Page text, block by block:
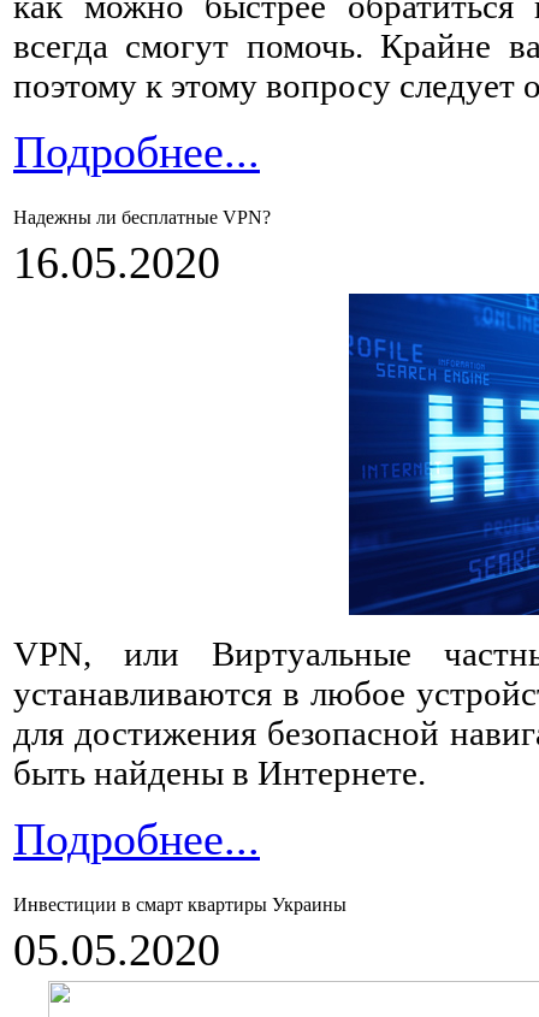
всегда смогут помочь. Крайне
поэтому к этому вопросу следует
Подробнее...
Надежны ли бесплатные VPN?
16.05.2020
VPN, или Виртуальные
устанавливаются в любое
для достижения безопасной
быть найдены в Интернете.
Подробнее...
Инвестиции в смарт квартиры Украины
05.05.2020